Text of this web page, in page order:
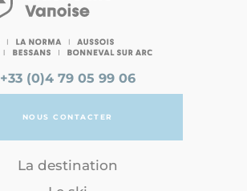
+33 (0)4 79 05 99 06
NOUS CONTACTER
La destination